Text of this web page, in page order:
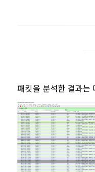
패킷을 분석한 결과는